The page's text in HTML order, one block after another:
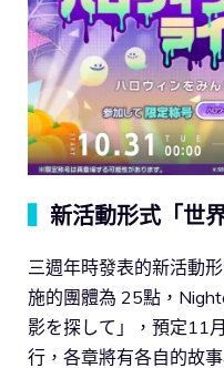
新活動形式「世
三週年時發表的新活動
施的團體為 25點，
影を探して」，預定11
行，各章將有各自的故